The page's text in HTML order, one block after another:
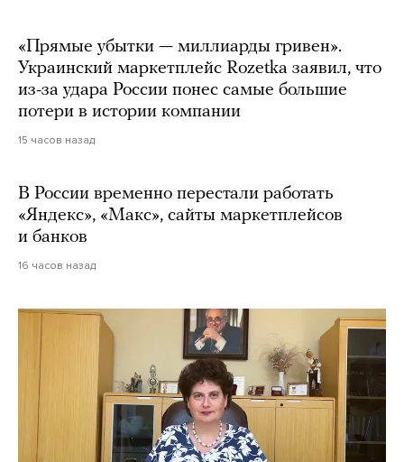
«Прямые убытки — миллиарды гривен».
Украинский маркетплейс Rozetka заявил, что
из-за удара России понес самые большие
потери в истории компании
15 часов назад
В России временно перестали работать
«Яндекс», «Макс», сайты маркетплейсов
и банков
16 часов назад